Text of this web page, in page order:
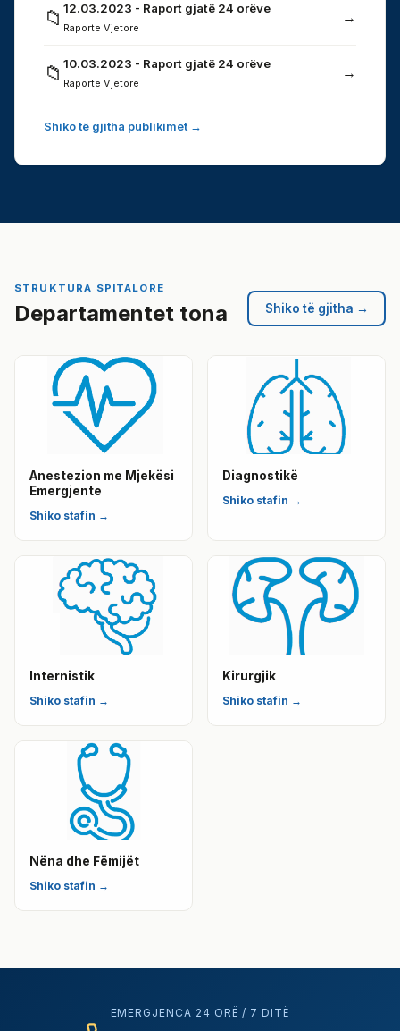
📁 12.03.2023 - Raport gjatë 24 orëve
Raporte Vjetore
→
📁 10.03.2023 - Raport gjatë 24 orëve
Raporte Vjetore
→
Shiko të gjitha publikimet →
STRUKTURA SPITALORE
Departamentet tona Shiko të gjitha →
Anestezion me Mjekësi
Emergjente
Shiko stafin →
Diagnostikë
Shiko stafin →
Internistik
Shiko stafin →
Kirurgjik
Shiko stafin →
Nëna dhe Fëmijët
Shiko stafin →
EMERGJENCA 24 ORË / 7 DITË